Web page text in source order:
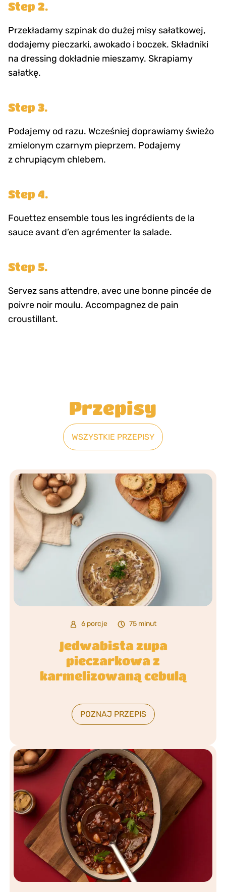
Step 2.
Przekładamy szpinak do dużej misy sałatkowej,
dodajemy pieczarki, awokado i boczek. Składniki
na dressing dokładnie mieszamy. Skrapiamy
sałatkę.
Step 3.
Podajemy od razu. Wcześniej doprawiamy świeżo
zmielonym czarnym pieprzem. Podajemy
z chrupiącym chlebem.
Step 4.
Fouettez ensemble tous les ingrédients de la
sauce avant d’en agrémenter la salade.
Step 5.
Servez sans attendre, avec une bonne pincée de
poivre noir moulu. Accompagnez de pain
croustillant.
Przepisy
WSZYSTKIE PRZEPISY
6 porcje 75 minut
Jedwabista zupa
pieczarkowa z
karmelizowaną cebulą
POZNAJ PRZEPIS